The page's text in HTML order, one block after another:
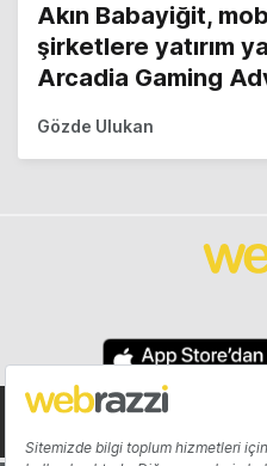
Akın Babayiğit,
şirketlere yatırım
Arcadia Gaming
Gözde Ulukan